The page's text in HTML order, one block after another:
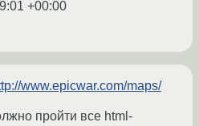
+00:00
www.epicwar.com/maps/
пройти все html-